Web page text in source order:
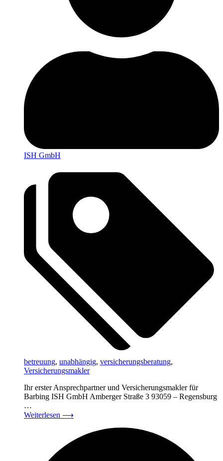
ISH GmbH
betreuung, unabhängig, versicherungsberatung,
Versicherungsmakler
Ihr erster Ansprechpartner und Versicherungsmakler für
Barbing ISH GmbH Amberger Straße 3 93059 – Regensburg
…
Weiterlesen ⟶